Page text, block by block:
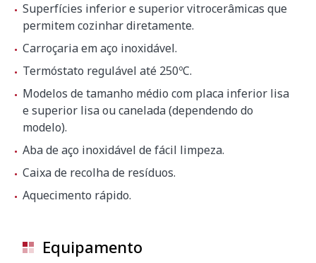
Superfícies inferior e superior vitrocerâmicas que
permitem cozinhar diretamente.
Carroçaria em aço inoxidável.
Termóstato regulável até 250ºC.
Modelos de tamanho médio com placa inferior lisa
e superior lisa ou canelada (dependendo do
modelo).
Aba de aço inoxidável de fácil limpeza.
Caixa de recolha de resíduos.
Aquecimento rápido.
Equipamento